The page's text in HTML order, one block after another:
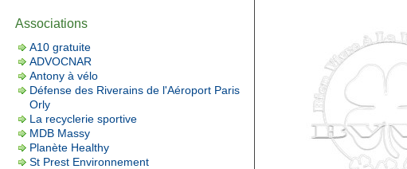
Associations
A10 gratuite
ADVOCNAR
Antony à vélo
Défense des Riverains de l'Aéroport Paris
Orly
La recyclerie sportive
MDB Massy
Planète Healthy
St Prest Environnement